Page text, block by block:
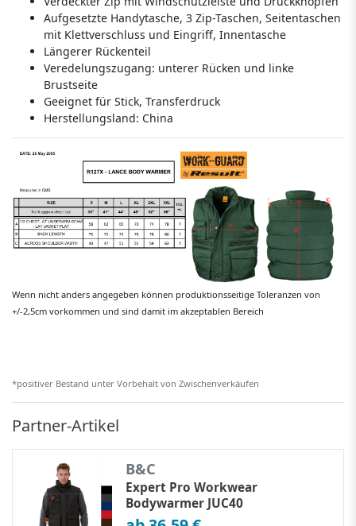
Aufgesetzte Handytasche, 3 Zip-Taschen, Seitentaschen
mit Klettverschluss und Eingriff, Innentasche
Längerer Rückenteil
Veredelungszugang: unterer Rücken und linke
Brustseite
Geeignet für Stick, Transferdruck
Herstellungsland: China
Wenn nicht anders angegeben können produktionsseitige Toleranzen von
+/-2,5cm vorkommen und sind damit im akzeptablen Bereich
*positiver Bestand unter Vorbehalt von Zwischenverkäufen
Partner-Artikel
B&C
Expert Pro Workwear
Bodywarmer JUC40